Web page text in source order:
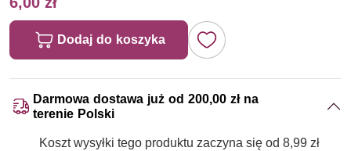
Dodaj do koszyka
Darmowa dostawa już od 200,00 zł na
terenie Polski
Koszt wysyłki tego produktu zaczyna się od 8,99 zł